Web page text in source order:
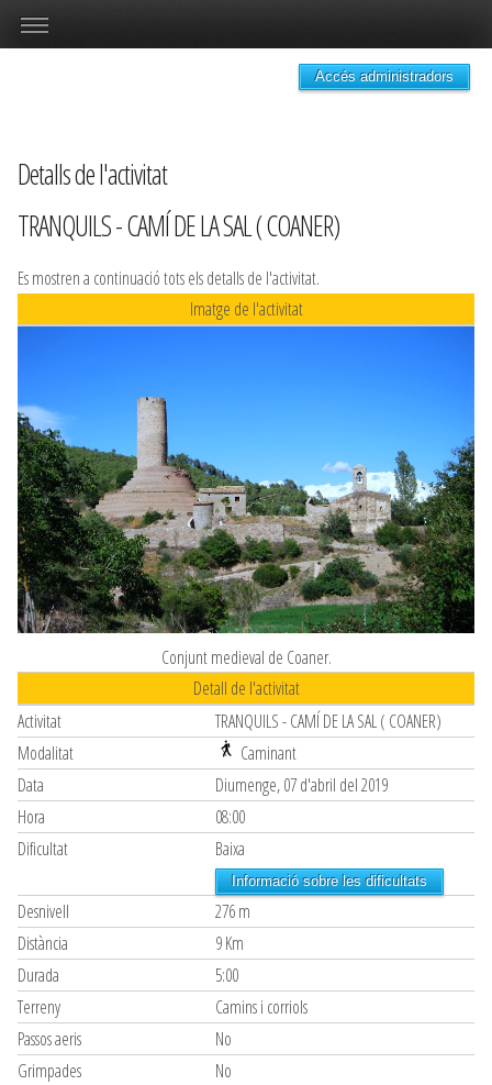
Accés administradors
Detalls de l'activitat
TRANQUILS - CAMÍ DE LA SAL ( COANER)
Es mostren a continuació tots els detalls de l'activitat.
Imatge de l'activitat
Conjunt medieval de Coaner.
Detall de l'activitat
Activitat
TRANQUILS - CAMÍ DE LA SAL ( COANER)
Modalitat
Caminant
Data
Diumenge, 07 d'abril del 2019
Hora
08:00
Dificultat
Baixa
Informació sobre les dificultats
Desnivell
276 m
Distància
9 Km
Durada
5:00
Terreny
Camins i corriols
Passos aeris
No
Grimpades
No